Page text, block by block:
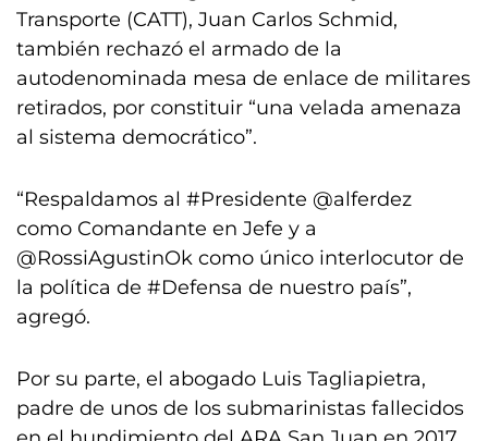
Transporte (CATT), Juan Carlos Schmid,
también rechazó el armado de la
autodenominada mesa de enlace de militares
retirados, por constituir “una velada amenaza
al sistema democrático”.
“Respaldamos al #Presidente @alferdez
como Comandante en Jefe y a
@RossiAgustinOk como único interlocutor de
la política de #Defensa de nuestro país”,
agregó.
Por su parte, el abogado Luis Tagliapietra,
padre de unos de los submarinistas fallecidos